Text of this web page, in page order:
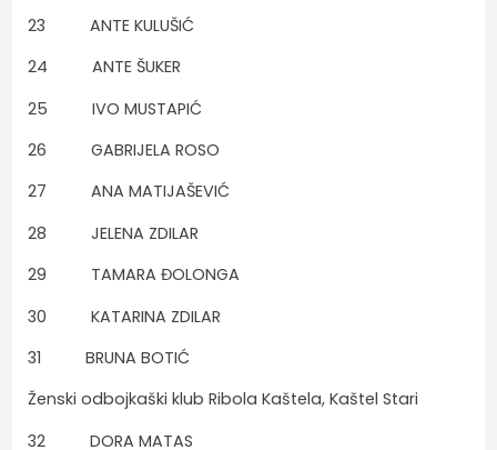
23 ANTE KULUŠIĆ
24 ANTE ŠUKER
25 IVO MUSTAPIĆ
26 GABRIJELA ROSO
27 ANA MATIJAŠEVIĆ
28 JELENA ZDILAR
29 TAMARA ĐOLONGA
30 KATARINA ZDILAR
31 BRUNA BOTIĆ
Ženski odbojkaški klub Ribola Kaštela, Kaštel Stari
32 DORA MATAS